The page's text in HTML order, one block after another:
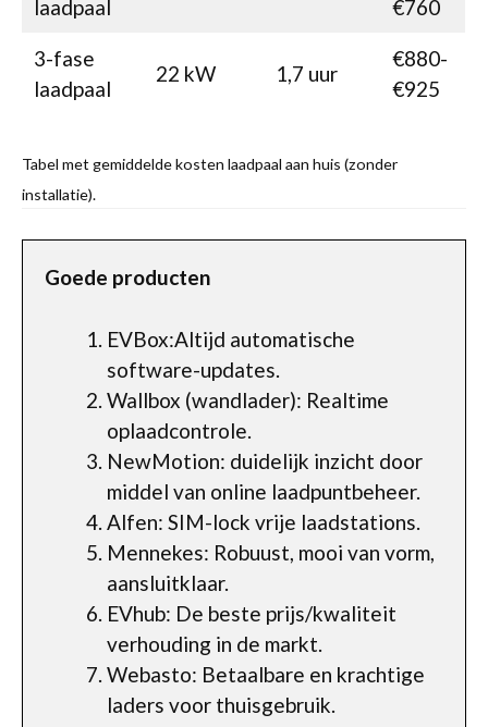
laadpaal €760
3-fase
laadpaal
22 kW 1,7 uur
€880-
€925
Tabel met gemiddelde kosten laadpaal aan huis (zonder
installatie).
Goede producten
EVBox:Altijd automatische
software-updates.
Wallbox (wandlader): Realtime
oplaadcontrole.
NewMotion: duidelijk inzicht door
middel van online laadpuntbeheer.
Alfen: SIM-lock vrije laadstations.
Mennekes: Robuust, mooi van vorm,
aansluitklaar.
EVhub: De beste prijs/kwaliteit
verhouding in de markt.
Webasto: Betaalbare en krachtige
laders voor thuisgebruik.